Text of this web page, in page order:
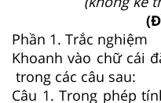
Phần 1. Trắc nghiệm
Khoanh vào chữ cái
trong các câu sau:
Câu 1. Trong phép